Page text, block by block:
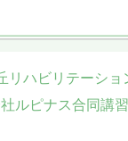
リハビリテーショ
ルピナス合同講